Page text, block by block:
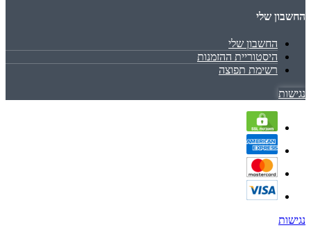
החשבון שלי
החשבון שלי
היסטוריית ההזמנות
רשימת תפוצה
נגישות
נגישות